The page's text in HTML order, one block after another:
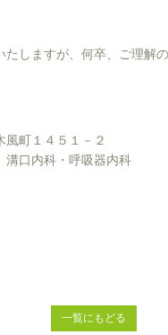
たしますが、何卒、ご理解
風町１４５１－２
口内科・呼吸器内科
一覧にもどる